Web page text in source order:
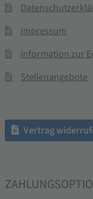
Impressum
Information zur
Stellenangebote
Vertrag